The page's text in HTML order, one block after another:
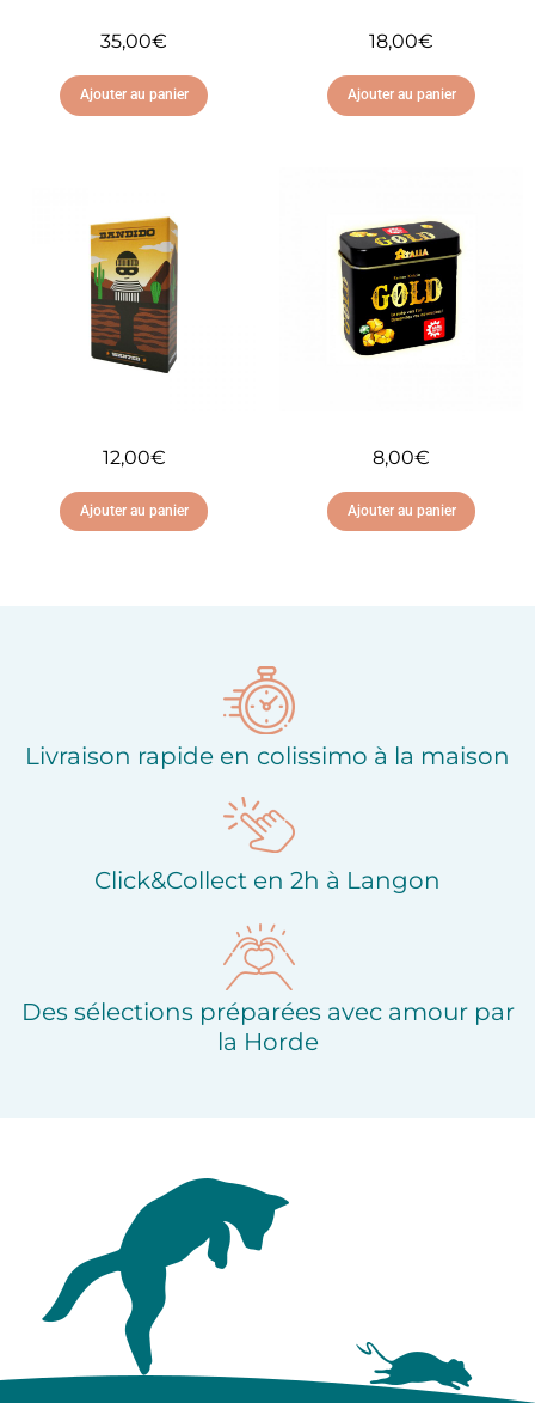
35,00€
Ajouter au panier
Ajouter à ma liste
d'envies
18,00€
Ajouter au panier
d'envies
12,00€
Ajouter au panier
8,00€
Ajouter au panier
Livraison rapide en colissimo à la maison
Click&Collect en 2h à Langon
Des sélections préparées avec amour par
la Horde